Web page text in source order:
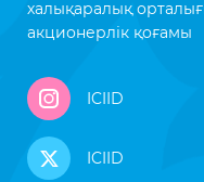
халықаралық
акционерлік қоғамы
ICIID
ICIID